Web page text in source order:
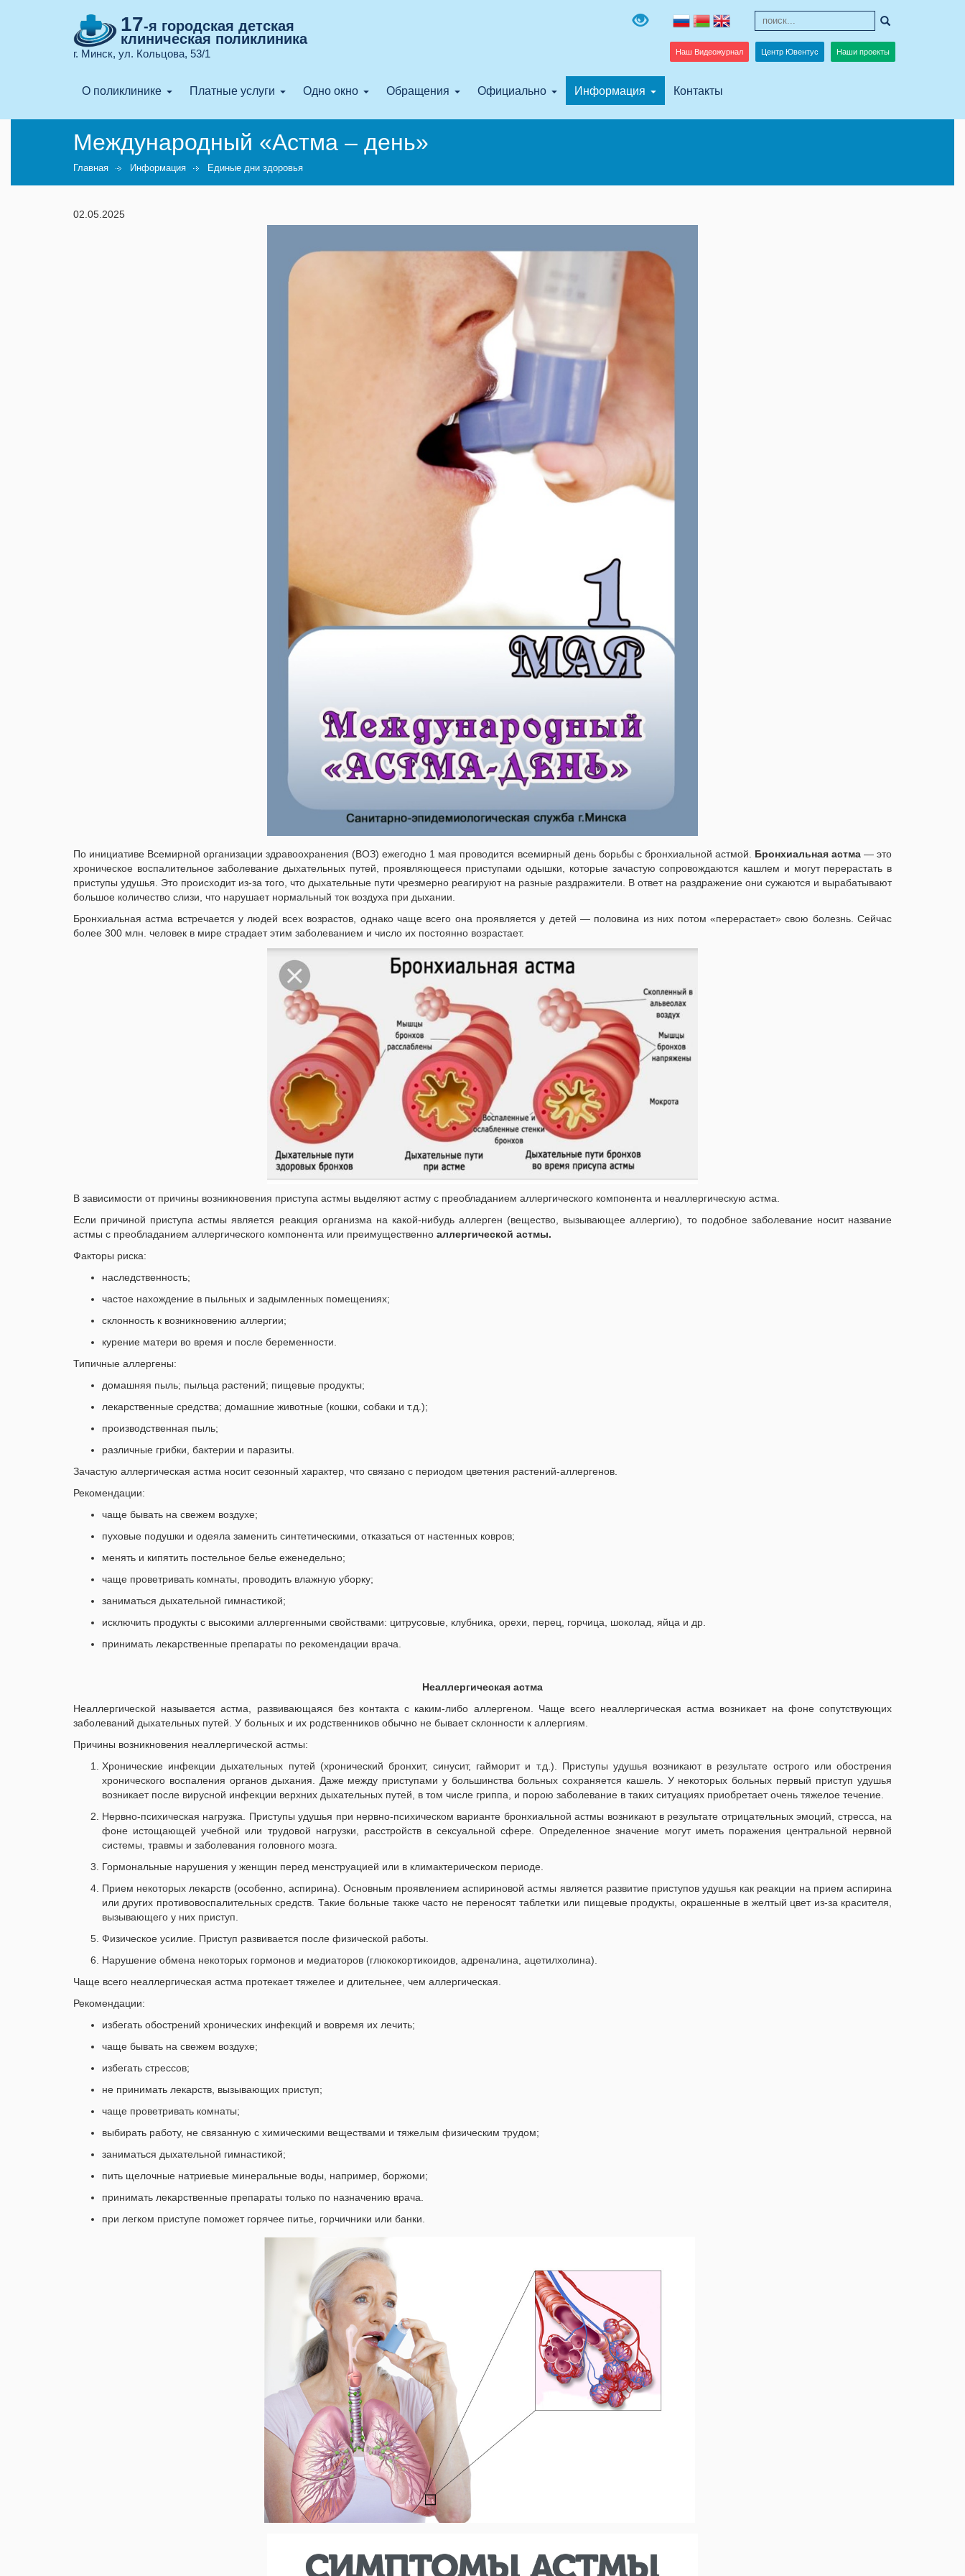
17-я городская детская
клиническая поликлиника
г. Минск, ул. Кольцова, 53/1 Наш Видеожурнал Центр Ювентус Наши проекты
О поликлинике Платные услуги Одно окно Обращения Официально Информация Контакты
Международный «Астма – день»
Главная Информация Единые дни здоровья
02.05.2025
По инициативе Всемирной организации здравоохранения (ВОЗ) ежегодно 1 мая проводится всемирный день борьбы с бронхиальной астмой. Бронхиальная астма— это
хроническое воспалительное заболевание дыхательных путей, проявляющееся приступами одышки, которые зачастую сопровождаются кашлем и могут перерастать в
приступы удушья. Это происходит из-за того, что дыхательные пути чрезмерно реагируют на разные раздражители. В ответ на раздражение они сужаются и вырабатывают
большое количество слизи, что нарушает нормальный ток воздуха при дыхании.
Бронхиальная астма встречается у людей всех возрастов, однако чаще всего она проявляется у детей — половина из них потом «перерастает» свою болезнь. Сейчас
более 300 млн. человек в мире страдает этим заболеванием и число их постоянно возрастает.
В зависимости от причины возникновения приступа астмы выделяют астму с преобладанием аллергического компонента и неаллергическую астма.
Если причиной приступа астмы является реакция организма на какой-нибудь аллерген (вещество, вызывающее аллергию), то подобное заболевание носит название
астмы с преобладанием аллергического компонента или преимущественно аллергической астмы.
Факторы риска:
наследственность;
частое нахождение в пыльных и задымленных помещениях;
склонность к возникновению аллергии;
курение матери во время и после беременности.
Типичные аллергены:
домашняя пыль; пыльца растений; пищевые продукты;
лекарственные средства; домашние животные (кошки, собаки и т.д.);
производственная пыль;
различные грибки, бактерии и паразиты.
Зачастую аллергическая астма носит сезонный характер, что связано с периодом цветения растений-аллергенов.
Рекомендации:
чаще бывать на свежем воздухе;
пуховые подушки и одеяла заменить синтетическими, отказаться от настенных ковров;
менять и кипятить постельное белье еженедельно;
чаще проветривать комнаты, проводить влажную уборку;
заниматься дыхательной гимнастикой;
исключить продукты с высокими аллергенными свойствами: цитрусовые, клубника, орехи, перец, горчица, шоколад, яйца и др.
принимать лекарственные препараты по рекомендации врача.
Неаллергическая астма
Неаллергической называется астма, развивающаяся без контакта с каким-либо аллергеном. Чаще всего неаллергическая астма возникает на фоне сопутствующих
заболеваний дыхательных путей. У больных и их родственников обычно не бывает склонности к аллергиям.
Причины возникновения неаллергической астмы:
Хронические инфекции дыхательных путей (хронический бронхит, синусит, гайморит и т.д.). Приступы удушья возникают в результате острого или обострения
хронического воспаления органов дыхания. Даже между приступами у большинства больных сохраняется кашель. У некоторых больных первый приступ удушья
возникает после вирусной инфекции верхних дыхательных путей, в том числе гриппа, и порою заболевание в таких ситуациях приобретает очень тяжелое течение.
Нервно-психическая нагрузка. Приступы удушья при нервно-психическом варианте бронхиальной астмы возникают в результате отрицательных эмоций, стресса, на
фоне истощающей учебной или трудовой нагрузки, расстройств в сексуальной сфере. Определенное значение могут иметь поражения центральной нервной
системы, травмы и заболевания головного мозга.
Гормональные нарушения у женщин перед менструацией или в климактерическом периоде.
Прием некоторых лекарств (особенно, аспирина). Основным проявлением аспириновой астмы является развитие приступов удушья как реакции на прием аспирина
или других противовоспалительных средств. Такие больные также часто не переносят таблетки или пищевые продукты, окрашенные в желтый цвет из-за красителя,
вызывающего у них приступ.
Физическое усилие. Приступ развивается после физической работы.
Нарушение обмена некоторых гормонов и медиаторов (глюкокортикоидов, адреналина, ацетилхолина).
Чаще всего неаллергическая астма протекает тяжелее и длительнее, чем аллергическая.
Рекомендации:
избегать обострений хронических инфекций и вовремя их лечить;
чаще бывать на свежем воздухе;
избегать стрессов;
не принимать лекарств, вызывающих приступ;
чаще проветривать комнаты;
выбирать работу, не связанную с химическими веществами и тяжелым физическим трудом;
заниматься дыхательной гимнастикой;
пить щелочные натриевые минеральные воды, например, боржоми;
принимать лекарственные препараты только по назначению врача.
при легком приступе поможет горячее питье, горчичники или банки.